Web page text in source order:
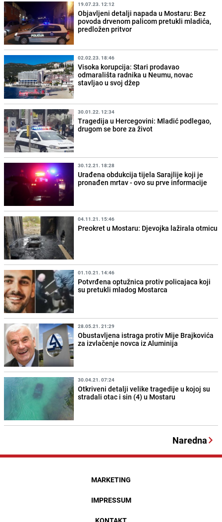
19.07.23. 12:12
Objavljeni detalji napada u Mostaru: Bez
povoda drvenom palicom pretukli mladića,
predložen pritvor
02.02.23. 18:46
Visoka korupcija: Stari prodavao
odmarališta radnika u Neumu, novac
stavljao u svoj džep
30.01.22. 12:34
Tragedija u Hercegovini: Mladić podlegao,
drugom se bore za život
30.12.21. 18:28
Urađena obdukcija tijela Sarajlije koji je
pronađen mrtav - ovo su prve informacije
04.11.21. 15:46
Preokret u Mostaru: Djevojka lažirala otmicu
01.10.21. 14:46
Potvrđena optužnica protiv policajaca koji
su pretukli mladog Mostarca
28.05.21. 21:29
Obustavljena istraga protiv Mije Brajkovića
za izvlačenje novca iz Aluminija
30.04.21. 07:24
Otkriveni detalji velike tragedije u kojoj su
stradali otac i sin (4) u Mostaru
Naredna
MARKETING
IMPRESSUM